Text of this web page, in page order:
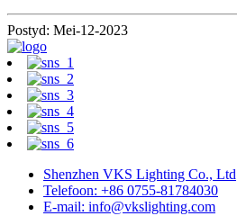
Postyd: Mei-12-2023
Shenzhen VKS Lighting Co., Ltd
Telefoon: +86 0755-81784030
E-mail: info@vkslighting.com